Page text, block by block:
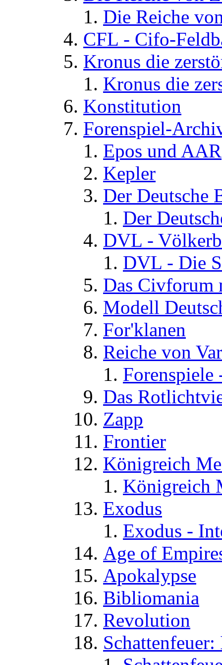
Die Reiche
CFL - Cifo-
Kronus die
Kronus die
Konstitution
Forenspiel-
Epos und AAR
Kepler
Der Deutsche
Der
DVL -
DVL - Die
Das Civforum
Modell
For'klanen
Reiche von
Das
Zapp
Frontier
Königreich
Königreich
Exodus
Exodus -
Age of
Apokalypse
Bibliomania
Revolution